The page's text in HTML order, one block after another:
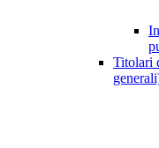
Titolari